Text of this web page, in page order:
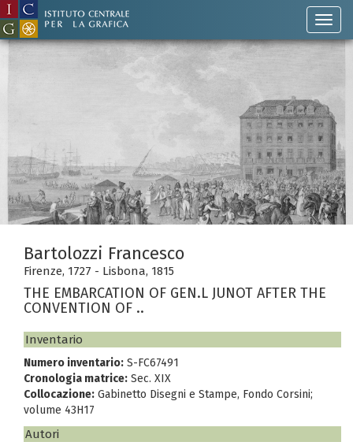
Bartolozzi Francesco
Firenze, 1727 - Lisbona, 1815
THE EMBARCATION OF GEN.L JUNOT AFTER THE
CONVENTION OF ..
Inventario
Numero inventario: S-FC67491
Cronologia matrice: Sec. XIX
Collocazione: Gabinetto Disegni e Stampe, Fondo Corsini;
volume 43H17
Autori